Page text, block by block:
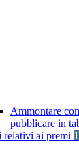
Ammontare
pubblicare in
relativi ai premi 1